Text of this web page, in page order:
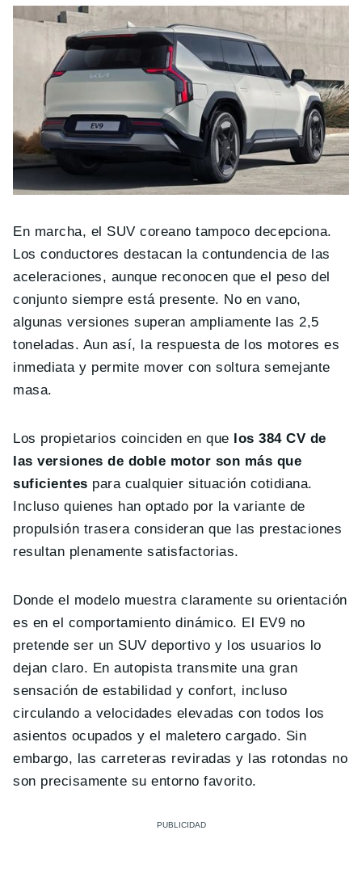
En marcha, el SUV coreano tampoco decepciona.
Los conductores destacan la contundencia de las
aceleraciones, aunque reconocen que el peso del
conjunto siempre está presente. No en vano,
algunas versiones superan ampliamente las 2,5
toneladas. Aun así, la respuesta de los motores es
inmediata y permite mover con soltura semejante
masa.
Los propietarios coinciden en que los 384 CV de
las versiones de doble motor son más que
suficientes para cualquier situación cotidiana.
Incluso quienes han optado por la variante de
propulsión trasera consideran que las prestaciones
resultan plenamente satisfactorias.
Donde el modelo muestra claramente su orientación
es en el comportamiento dinámico. El EV9 no
pretende ser un SUV deportivo y los usuarios lo
dejan claro. En autopista transmite una gran
sensación de estabilidad y confort, incluso
circulando a velocidades elevadas con todos los
asientos ocupados y el maletero cargado. Sin
embargo, las carreteras reviradas y las rotondas no
son precisamente su entorno favorito.